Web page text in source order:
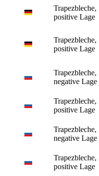
Trapezbleche,
positive Lage
Trapezbleche,
positive Lage
Trapezbleche,
negative Lage
Trapezbleche,
positive Lage
Trapezbleche,
negative Lage
Trapezbleche,
positive Lage